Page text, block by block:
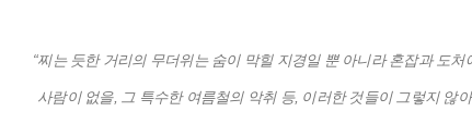
“찌는 듯한 거리의 무더위는 숨이 막힐 지경일 뿐 아니라 혼잡과 도
사람이 없을, 그 특수한 여름철의 악취 등, 이러한 것들이 그렇지 않